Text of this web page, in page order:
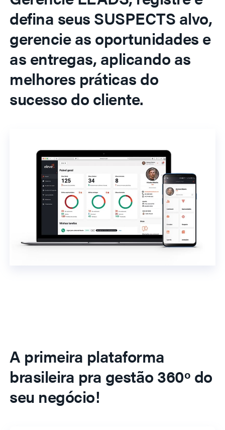
defina seus SUSPECTS alvo,
gerencie as oportunidades e
as entregas, aplicando as
melhores práticas do
sucesso do cliente.
A primeira plataforma
brasileira pra gestão 360º do
seu negócio!